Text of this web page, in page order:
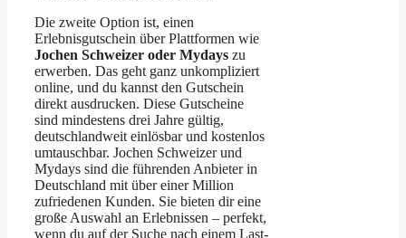
Die zweite Option ist, einen
Erlebnisgutschein über Plattformen wie
Jochen Schweizer oder Mydays zu
erwerben. Das geht ganz unkompliziert
online, und du kannst den Gutschein
direkt ausdrucken. Diese Gutscheine
sind mindestens drei Jahre gültig,
deutschlandweit einlösbar und kostenlos
umtauschbar. Jochen Schweizer und
Mydays sind die führenden Anbieter in
Deutschland mit über einer Million
zufriedenen Kunden. Sie bieten dir eine
große Auswahl an Erlebnissen – perfekt,
wenn du auf der Suche nach einem Last-